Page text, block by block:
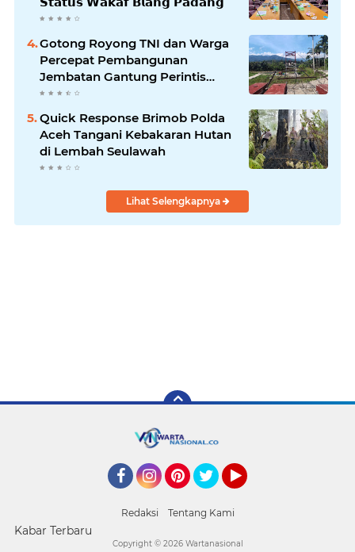
Gotong Royong TNI dan Warga
Percepat Pembangunan
Jembatan Gantung Perintis
Kuta Ujung Aceh Tenggara
Quick Response Brimob Polda
Aceh Tangani Kebakaran Hutan
di Lembah Seulawah
Lihat Selengkapnya
Redaksi Tentang Kami
Kabar Terbaru
Copyright © 2026 Wartanasional